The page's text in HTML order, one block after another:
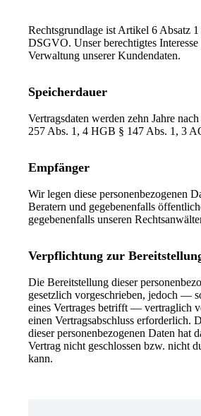
Rechtsgrundlage ist Artikel 6 Absatz
DSGVO. Unser berechtigtes Interesse
Verwaltung unserer Kundendaten.
Speicherdauer
Vertragsdaten werden zehn Jahre
257 Abs. 1, 4 HGB § 147 Abs. 1, 3
Empfänger
Wir legen diese personenbezogenen
Beratern und gegebenenfalls
gegebenenfalls unseren
Verpflichtung zur
Die Bereitstellung dieser
gesetzlich vorgeschrieben, jedoch —
eines Vertrages betrifft — vertraglich
einen Vertragsabschluss erforderlich.
dieser personenbezogenen Daten hat
Vertrag nicht geschlossen bzw. nicht
kann.